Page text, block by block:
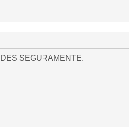
SEGURAMENTE.